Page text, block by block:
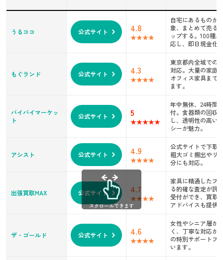
出張買取のメリット
家具・家電など大型品の処分が簡単
自宅でリラックスして査定を受けられる
引越しや断捨離でまとめて処分できる
一社で完結する
対応エリアが限られる
繁忙期は予約が取りづらい
プライバシーの不安がある
悪徳業者の可能性がある
出張買取で高く売るコツ
付属品を揃える
簡単なお手入れをしておく
なるべくまとめて売る
売却タイミングを見計らう
出張買取を利用する流れ
うるココ 公式サイト 4.8
自宅にあるものが
象、まとめて売る
ップする。100種
応し、即日現金化
もぐランド 公式サイト 4.3
東京都内全域での
対応。大量の家庭
オフィス家具まで
ます。
バイバイマーケッ
ト
公式サイト 5
年中無休、24時間
付。食器類の回収
し、透明性の高い
シーが魅力。
アシスト 公式サイト 4.9
公式サイトで下取
粗大ゴミ搬出やリ
分にも対応。
出張買取MAX 公式サイト 4.7
家具に精通したプ
る的確な査定が評
受付ができ、買取
アドバイスも提供
ザ・ゴールド 公式サイト 4.6
女性やシニア層か
く、丁寧な対応が
の特別サポートプ
います。
スクロールできます